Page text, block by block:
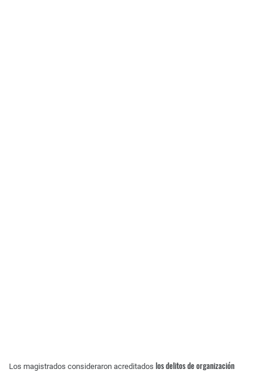
Los magistrados consideraron acreditados los delitos de organización